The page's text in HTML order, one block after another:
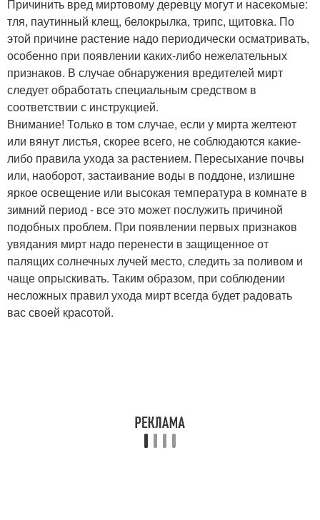
Причинить вред миртовому деревцу могут и насекомые:
тля, паутинный клещ, белокрылка, трипс, щитовка. По
этой причине растение надо периодически осматривать,
особенно при появлении каких-либо нежелательных
признаков. В случае обнаружения вредителей мирт
следует обработать специальным средством в
соответствии с инструкцией.
Внимание! Только в том случае, если у мирта желтеют
или вянут листья, скорее всего, не соблюдаются какие-
либо правила ухода за растением. Пересыхание почвы
или, наоборот, застаивание воды в поддоне, излишне
яркое освещение или высокая температура в комнате в
зимний период - все это может послужить причиной
подобных проблем. При появлении первых признаков
увядания мирт надо перенести в защищенное от
палящих солнечных лучей место, следить за поливом и
чаще опрыскивать. Таким образом, при соблюдении
несложных правил ухода мирт всегда будет радовать
вас своей красотой.